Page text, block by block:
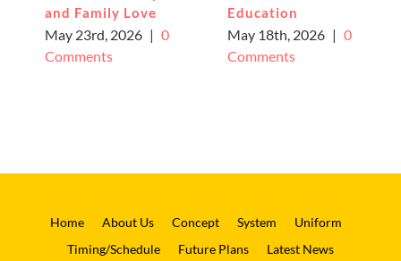
and Family Love
May 23rd, 2026 | 0
Comments
Education
May 18th, 2026 | 0
Comments
Home About Us Concept System
Uniform
Timing/Schedule
Future Plans Latest News